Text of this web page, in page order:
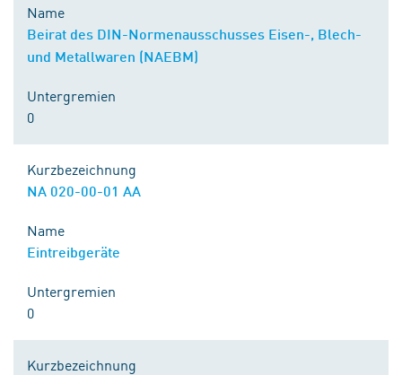
Name
Beirat des DIN-Normenausschusses Eisen-, Blech-
und Metallwaren (NAEBM)
Untergremien
0
Kurzbezeichnung
NA 020-00-01 AA
Name
Eintreibgeräte
Untergremien
0
Kurzbezeichnung